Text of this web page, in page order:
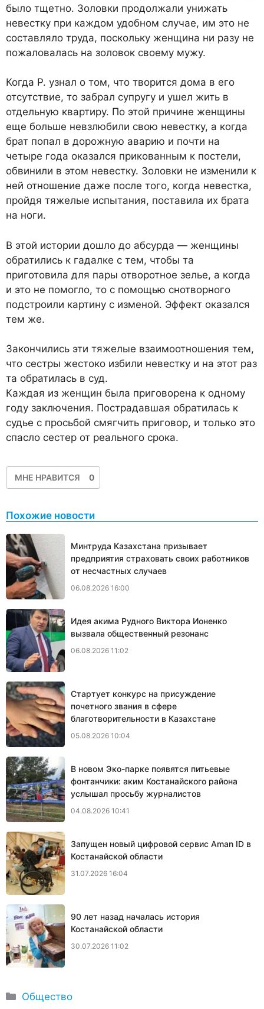
было тщетно. Золовки продолжали унижать
невестку при каждом удобном случае, им это не
составляло труда, поскольку женщина ни разу не
пожаловалась на золовок своему мужу.
Когда Р. узнал о том, что творится дома в его
отсутствие, то забрал супругу и ушел жить в
отдельную квартиру. По этой причине женщины
еще больше невзлюбили свою невестку, а когда
брат попал в дорожную аварию и почти на
четыре года оказался прикованным к постели,
обвинили в этом невестку. Золовки не изменили к
ней отношение даже после того, когда невестка,
пройдя тяжелые испытания, поставила их брата
на ноги.
В этой истории дошло до абсурда — женщины
обратились к гадалке с тем, чтобы та
приготовила для пары отворотное зелье, а когда
и это не помогло, то с помощью снотворного
подстроили картину с изменой. Эффект оказался
тем же.
Закончились эти тяжелые взаимоотношения тем,
что сестры жестоко избили невестку и на этот раз
та обратилась в суд.
Каждая из женщин была приговорена к одному
году заключения. Пострадавшая обратилась к
судье с просьбой смягчить приговор, и только это
спасло сестер от реального срока.
МНЕ НРАВИТСЯ 0
Похожие новости
Минтруда Казахстана призывает
предприятия страховать своих работников
от несчастных случаев
06.08.2026 16:00
Идея акима Рудного Виктора Ионенко
вызвала общественный резонанс
06.08.2026 11:02
Стартует конкурс на присуждение
почетного звания в сфере
благотворительности в Казахстане
05.08.2026 10:04
В новом Эко-парке появятся питьевые
фонтанчики: аким Костанайского района
услышал просьбу журналистов
04.08.2026 10:41
Запущен новый цифровой сервис Aman ID в
Костанайской области
31.07.2026 16:04
90 лет назад началась история
Костанайской области
30.07.2026 11:02
Рубрики
Общество